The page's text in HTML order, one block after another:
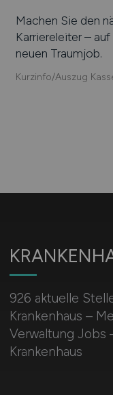
Machen Sie den
Karriereleiter –
neuen Traumjob.
Kurzinfo/Auszug
926 aktuelle
Krankenhaus –
Verwaltung Jobs
Krankenhaus